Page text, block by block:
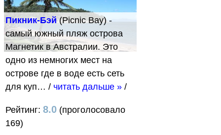
Пикник-Бэй(Picnic Bay) -
самый южный пляж острова
Магнетик в Австралии. Это
одно из немногих мест на
острове где в воде есть сеть
для куп… / читать дальше » /
Рейтинг: 8.0 (проголосовало
169)